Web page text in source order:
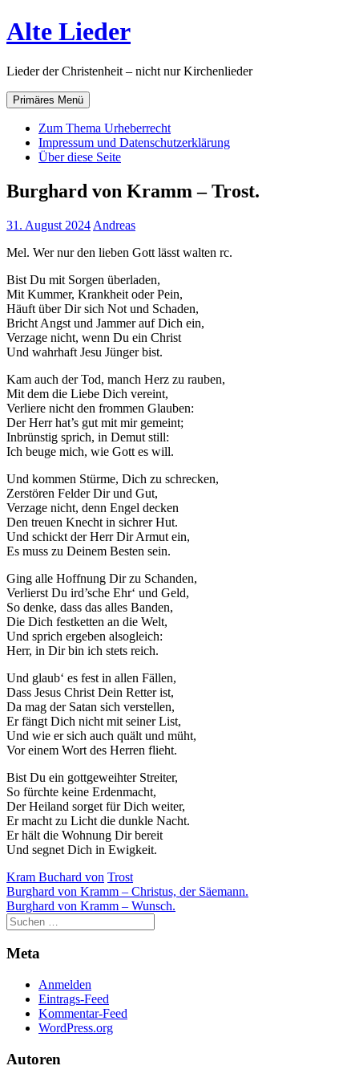
Zum
Inhalt
Alte Lieder
Lieder der Christenheit – nicht nur Kirchenlieder
Primäres Menü
Zum Thema Urheberrecht
Impressum und Datenschutzerklärung
Über diese Seite
Burghard von Kramm – Trost.
31. August 2024 Andreas
Mel. Wer nur den lieben Gott lässt walten rc.
Bist Du mit Sorgen überladen,
Mit Kummer, Krankheit oder Pein,
Häuft über Dir sich Not und Schaden,
Bricht Angst und Jammer auf Dich ein,
Verzage nicht, wenn Du ein Christ
Und wahrhaft Jesu Jünger bist.
Kam auch der Tod, manch Herz zu rauben,
Mit dem die Liebe Dich vereint,
Verliere nicht den frommen Glauben:
Der Herr hat’s gut mit mir gemeint;
Inbrünstig sprich, in Demut still:
Ich beuge mich, wie Gott es will.
Und kommen Stürme, Dich zu schrecken,
Zerstören Felder Dir und Gut,
Verzage nicht, denn Engel decken
Den treuen Knecht in sichrer Hut.
Und schickt der Herr Dir Armut ein,
Es muss zu Deinem Besten sein.
Ging alle Hoffnung Dir zu Schanden,
Verlierst Du ird’sche Ehr‘ und Geld,
So denke, dass das alles Banden,
Die Dich festketten an die Welt,
Und sprich ergeben alsogleich:
Herr, in Dir bin ich stets reich.
Und glaub‘ es fest in allen Fällen,
Dass Jesus Christ Dein Retter ist,
Da mag der Satan sich verstellen,
Er fängt Dich nicht mit seiner List,
Und wie er sich auch quält und müht,
Vor einem Wort des Herren flieht.
Bist Du ein gottgeweihter Streiter,
So fürchte keine Erdenmacht,
Der Heiland sorget für Dich weiter,
Er macht zu Licht die dunkle Nacht.
Er hält die Wohnung Dir bereit
Und segnet Dich in Ewigkeit.
Kram Buchard von Trost
Beitragsnavigation
Burghard von Kramm – Christus, der Säemann.
Burghard von Kramm – Wunsch.
Meta
Anmelden
Eintrags-Feed
Kommentar-Feed
WordPress.org
Autoren
Notwendig
Diese
Cookies
sind nicht
optional.
Sie werden
benötigt,
Website
funktioniert.
Statistik
Mit diesen
Cookies
können wir die
Funktionsweise
und Struktur
der Website
auf Basis der
verbessern.
Erfahrung
Damit unsere
Website
während
Ihres Besuchs
so gut wie
möglich
funktioniert.
diese Cookies
verschwinden
einige
Funktionen
von der